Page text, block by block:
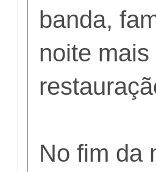
banda,
noite
No fim da